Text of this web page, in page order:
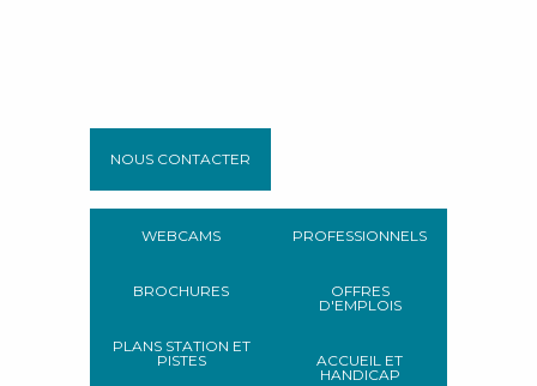
NOUS CONTACTER
WEBCAMS
BROCHURES
PLANS STATION ET
PISTES
PROFESSIONNELS
OFFRES
D'EMPLOIS
ACCUEIL ET
HANDICAP